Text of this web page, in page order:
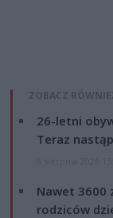
ZOBACZ
26-letni
Teraz
Nawet 3600
rodziców